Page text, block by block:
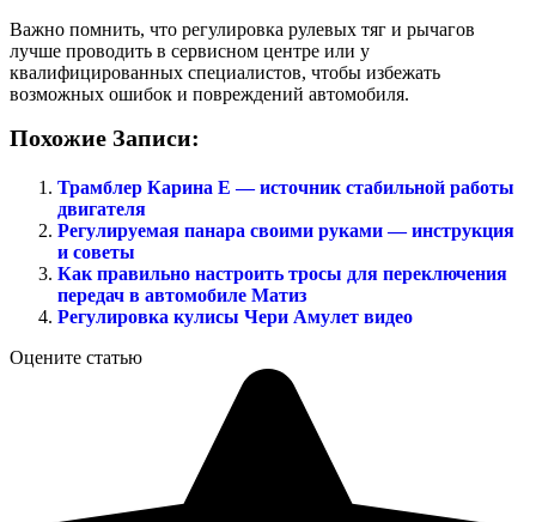
Важно помнить, что регулировка рулевых тяг и рычагов
лучше проводить в сервисном центре или у
квалифицированных специалистов, чтобы избежать
возможных ошибок и повреждений автомобиля.
Похожие Записи:
Трамблер Карина Е — источник стабильной работы
двигателя
Регулируемая панара своими руками — инструкция
и советы
Как правильно настроить тросы для переключения
передач в автомобиле Матиз
Регулировка кулисы Чери Амулет видео
Оцените статью